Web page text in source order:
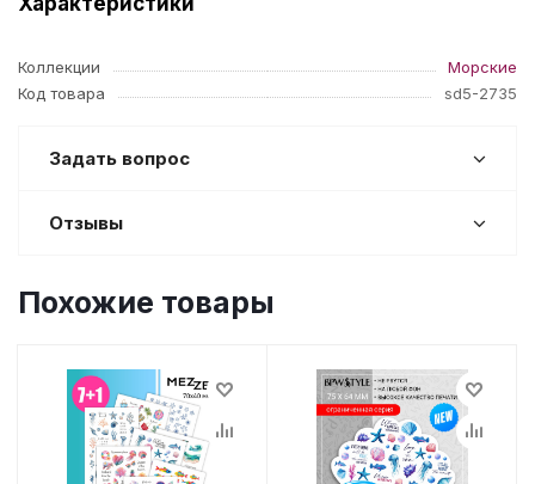
Коллекции
Морские
Код товара
sd5-2735
Задать вопрос
Отзывы
Похожие товары